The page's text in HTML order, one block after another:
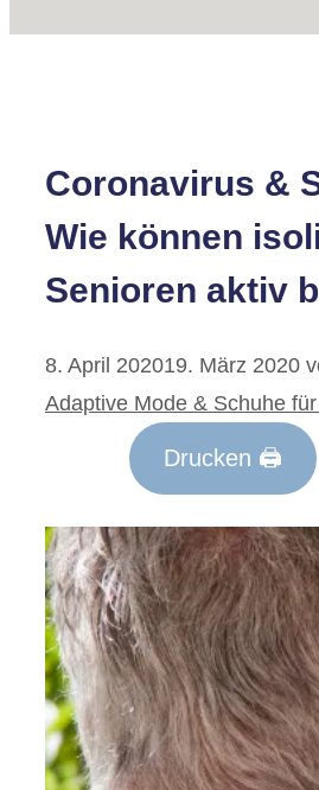
Coronavirus &
Wie können
Senioren aktiv
8. April 202019. März 2020
Adaptive Mode & Schuhe
Drucken 🖨